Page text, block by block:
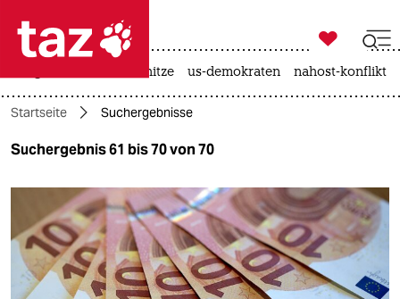
 taz zahl ich
taz zahl ich
themen
politik
öko
gesellschaft

taz zahl ich
hitze us-demokraten nahost-konflikt
Startseite Suchergebnisse
Suchergebnis 61 bis 70 von 70